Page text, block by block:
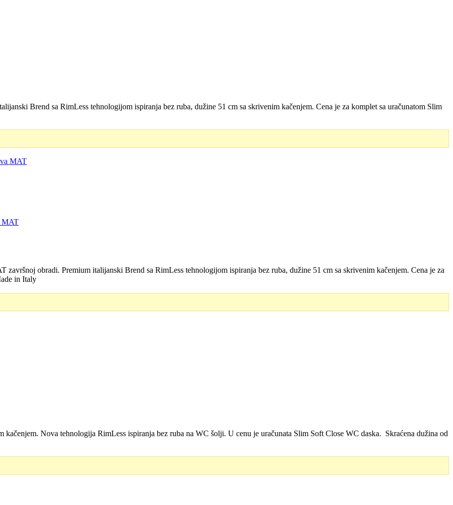
Brend sa RimLess tehnologijom ispiranja bez ruba, dužine 51 cm sa skrivenim kačenjem. Cena je za komplet sa uračunatom Slim
MAT
obradi. Premium italijanski Brend sa RimLess tehnologijom ispiranja bez ruba, dužine 51 cm sa skrivenim kačenjem. Cena je za
in Italy
Nova tehnologija RimLess ispiranja bez ruba na WC šolji. U cenu je uračunata Slim Soft Close WC daska. Skraćena dužina od